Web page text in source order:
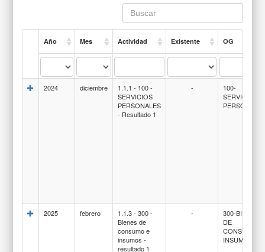
Año Mes Actividad Existente OG
2024 diciembre
1.1.1 - 100 -
SERVICIOS
PERSONALES
- Resultado 1
-
100-
SERVICIOS
2025 febrero
1.1.3 - 300 -
Bienes de
consumo e
insumos -
resultado 1
-
300-BIENES
DE
CONSUMO E
INSUMOS